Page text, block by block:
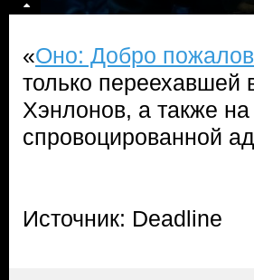
«Оно: Добро
только переехавшей
Хэнлонов, а также
спровоцированной
Источник: Deadline